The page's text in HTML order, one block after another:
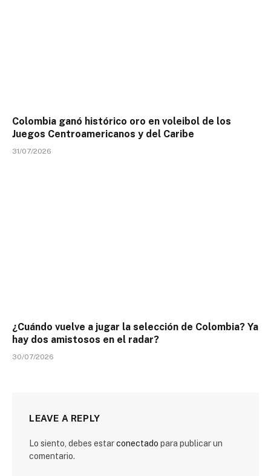
Colombia ganó histórico oro en voleibol de los
Juegos Centroamericanos y del Caribe
31/07/2026
¿Cuándo vuelve a jugar la selección de Colombia? Ya
hay dos amistosos en el radar?
30/07/2026
LEAVE A REPLY
Lo siento, debes estarconectado para publicar un
comentario.